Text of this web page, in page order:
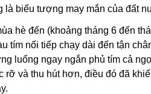
là biểu tượng may mắn của đất
hè đến (khoảng tháng 6 đến
tím nối tiếp chạy dài đến tận
luống ngay ngắn phủ tím cả
rỡ và thu hút hơn, điều đó đã